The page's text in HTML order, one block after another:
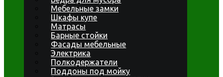
Мебельные замки
Шкафы купе
Матрасы
Барные стойки
Фасады мебельные
Электрика
Полкодержатели
Поддоны под мойку